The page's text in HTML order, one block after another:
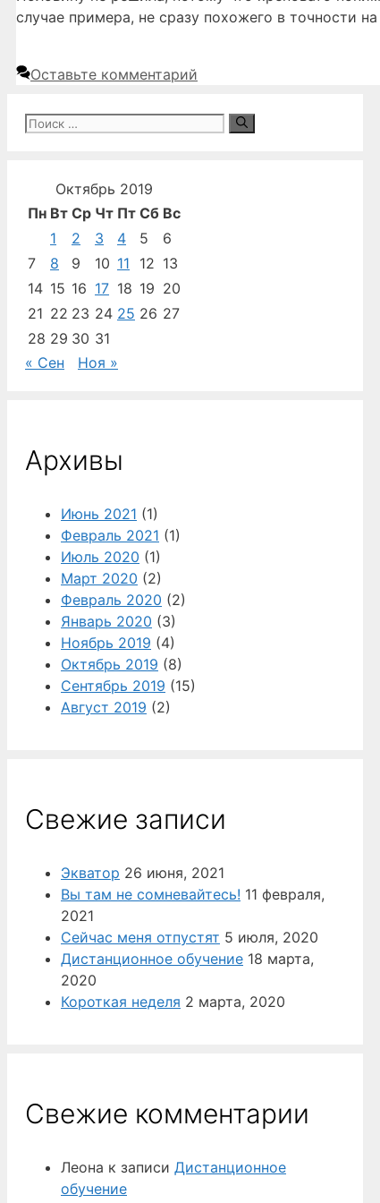
случае примера, не сразу похожего в точности
Оставьте комментарий
Поиск:
Октябрь 2019
Пн Вт Ср Чт Пт Сб Вс
1
2 3 4 5
6
7
8 9 10 11 12 13
14 15 16 17 18 19 20
21 22 23 24 25 26 27
28 29 30 31
« Сен
Ноя »
Архивы
Июнь 2021 (1)
Февраль 2021 (1)
Июль 2020 (1)
Март 2020 (2)
Февраль 2020 (2)
Январь 2020 (3)
Ноябрь 2019 (4)
Октябрь 2019 (8)
Сентябрь 2019 (15)
Август 2019 (2)
Свежие записи
Экватор 26 июня, 2021
Вы там не сомневайтесь! 11 февраля,
2021
Сейчас меня отпустят 5 июля, 2020
Дистанционное обучение 18 марта,
2020
Короткая неделя 2 марта, 2020
Свежие комментарии
Леона к записи Дистанционное
обучение